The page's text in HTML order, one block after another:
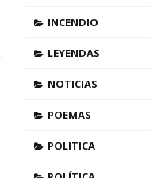
INCENDIO
LEYENDAS
NOTICIAS
POEMAS
POLITICA